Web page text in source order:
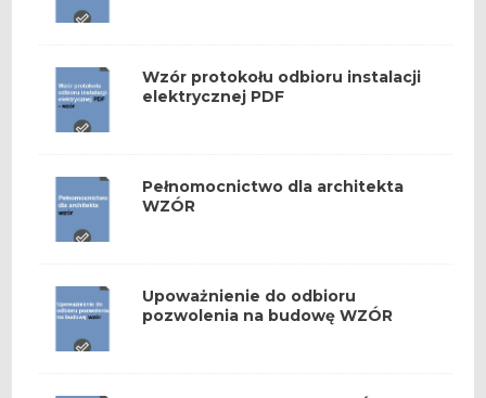
Wzór protokołu odbioru instalacji
elektrycznej PDF
Pełnomocnictwo dla architekta
WZÓR
Upoważnienie do odbioru
pozwolenia na budowę WZÓR